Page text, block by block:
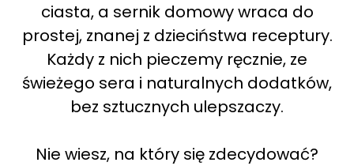
ciasta, a sernik domowy wraca do
prostej, znanej z dzieciństwa receptury.
Każdy z nich pieczemy ręcznie, ze
świeżego sera i naturalnych dodatków,
bez sztucznych ulepszaczy.
Nie wiesz, na który się zdecydować?